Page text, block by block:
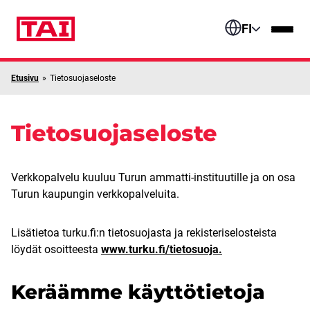
FI
Etusivu » Tietosuojaseloste
Tietosuojaseloste
Verkkopalvelu kuuluu Turun ammatti-instituutille ja on osa
Turun kaupungin verkkopalveluita.
Lisätietoa turku.fi:n tietosuojasta ja rekisteriselosteista
löydät osoitteesta www.turku.fi/tietosuoja.
Keräämme käyttötietoja